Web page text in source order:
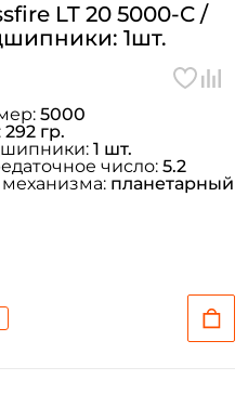
LT 20 5000-C /
1шт.
5000
292 гр.
1 шт.
число: 5.2
планетарный